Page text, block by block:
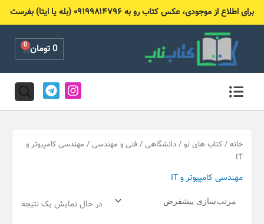
برای اطلاع از موجودی، عکس کتاب رو به ۰۹۱۹۹۸۱۴۷۹۶ (بله یا ایتا) بفرست
0تومان 0
Cart
I
n
s
a
g
T
e
l
g
r خانه / کتاب های نو / دانشگاهی / فنی و مهندسی / مهندسی کامپیوتر و
IT
مهندسی کامپیوتر و IT
در حال نمایش یک نتیجه